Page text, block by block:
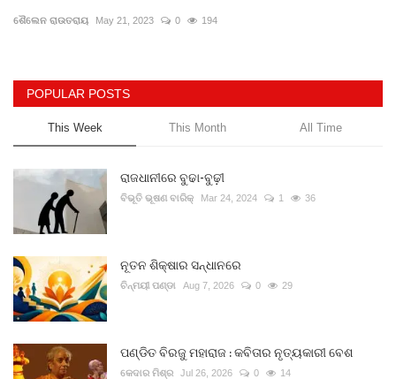
ଆଜିର ଖବର
ସାହିତ୍ୟ
ସଂସ୍କୃତି
ସିନେମା
ଭିଡିଓ
ଶୈଲେନ ରାଉତରାୟ May 21, 2023 0 194
POPULAR POSTS
This Week This Month All Time
ରାଜଧାନୀରେ ବୁଢା-ବୁଢ଼ୀ
ବିଭୂତି ଭୂଷଣ ବାରିକ୍ Mar 24, 2024 1 36
ନୂତନ ଶିକ୍ଷାର ସନ୍ଧାନରେ
ଚିନ୍ମୟୀ ପଣ୍ଡା Aug 7, 2026 0 29
ପଣ୍ଡିତ ବିରଜୁ ମହାରାଜ : କବିତାର ନୃତ୍ୟକାରୀ ବେଶ
କେଦାର ମିଶ୍ର Jul 26, 2026 0 14